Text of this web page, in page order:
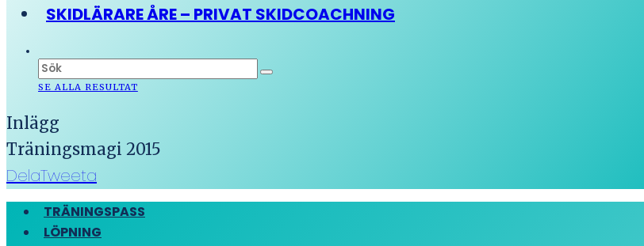
SKIDLÄRARE ÅRE – PRIVAT SKIDCOACHNING
SE ALLA RESULTAT
Inlägg
Träningsmagi 2015
DelaTweeta
TRÄNINGSPASS
LÖPNING